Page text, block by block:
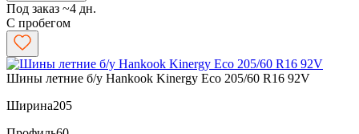
Под заказ ~4 дн.
С пробегом
Шины летние б/у Hankook Kinergy Eco 205/60 R16 92V
Ширина205